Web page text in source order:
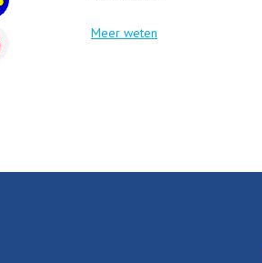
Meer weten